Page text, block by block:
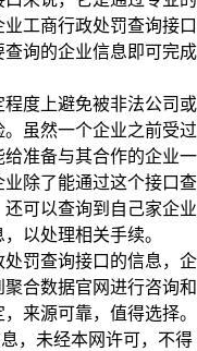
工商行政处罚查询接口
询的企业信息即可完成
度上避免被非法公司或
虽然一个企业之前受过
准备与其合作的企业一
除了能通过这个接口查
可以查询到自己家企业
以处理相关手续。
罚查询接口的信息，企
合数据官网进行咨询和
来源可靠，值得选择。
，未经本网许可，不得